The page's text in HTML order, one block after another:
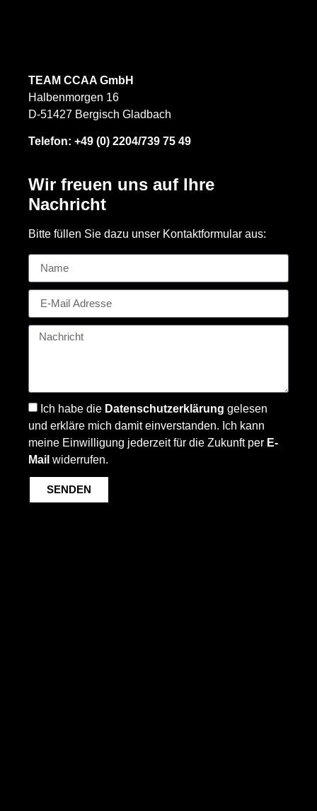
TEAM CCAA GmbH
Halbenmorgen 16
D-51427 Bergisch Gladbach
Telefon: +49 (0) 2204/739 75 49
Wir freuen uns auf Ihre
Nachricht
Bitte füllen Sie dazu unser Kontaktformular aus:
Ich habe die Datenschutzerklärung gelesen
und erkläre mich damit einverstanden. Ich kann
meine Einwilligung jederzeit für die Zukunft per E-
Mail widerrufen.
SENDEN